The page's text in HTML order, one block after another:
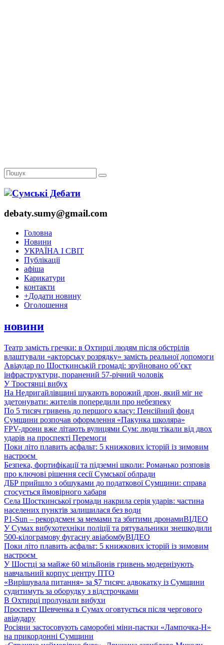
debaty.sumy@gmail.com
Головна
Новини
УКРАЇНА І СВІТ
Публікації
афіша
Карикатури
контакти
+Додати новину
Оголошення
новини
Театр замість гречки: в Охтирці людям після обстрілів
влаштували «акторську розрядку» замість реальної допомоги
Авіаудар по Шосткинській громаді: зруйновано об’єкт
інфраструктури, поранений 57-річний чоловік
У Тростянці вибух
На Недригайлівщині шукають ворожий дрон, який міг не
здетонувати: жителів попередили про небезпеку
По 5 тисяч гривень до першого класу: Пенсійний фонд
Сумщини розпочав оформлення «Пакунка школяра»
FPV-дрони вже літають вулицями Сум: люди тікали від двох
ударів на проспекті Перемоги
Поки літо плавить асфальт: 5 книжкових історій із зимовим
настроєм
Безпека, фортифікації та підземні школи: Романько розповів
про ключові рішення сесії Сумської облради
ДБР прийшло з обшуками до податкової Сумщини: справа
стосується ймовірного хабаря
Села Шосткинської громади накрила серія ударів: частина
населених пунктів залишилася без води
P1-Sun – рекордсмен за мемами та збитими дронамиВІДЕО
У Сумах вибухотехніки поліції та рятувальники знешкодили
500-кілограмову фугасну авіабомбуВІДЕО
Поки літо плавить асфальт: 5 книжкових історій із зимовим
настроєм
У Шостці за майже 60 мільйонів гривень модернізують
навчальний корпус центру ПТО
«Вирішувала питання» за $7 тисяч: адвокатку із Сумщини
судитимуть за оборудку з відстрочками
В Охтирці пролунали вибухи
Проспект Шевченка в Сумах оговтується після чергового
авіаудару
Росіяни застосовують саморобні міни-пастки «Лампочка-Н»
на прикордонні Сумщини